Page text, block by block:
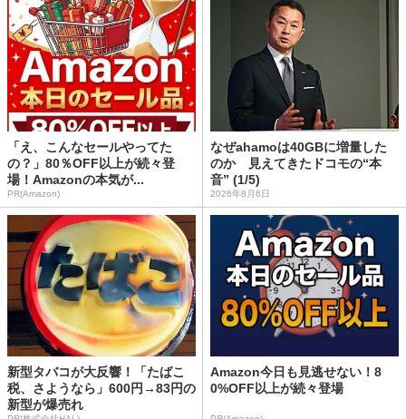
「え、こんなセールやってた
の？」80％OFF以上が続々登
場！Amazonの本気が...
PR(Amazon)
なぜahamoは40GBに増量した
のか 見えてきたドコモの“本
音” (1/5)
2026年8月6日
新型タバコが大反響！「たばこ
税、さようなら」600円→83円の
新型が爆売れ
Amazon今日も見逃せない！8
0%OFF以上が続々登場